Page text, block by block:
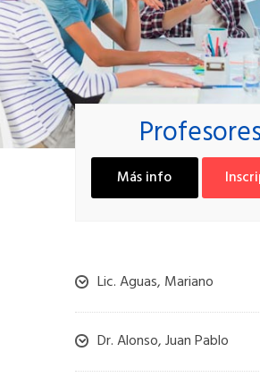
Más info
Lic. Aguas, Mariano
Dr. Alonso, Juan Pablo